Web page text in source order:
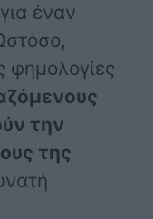
για έναν
φημολογίες
την
της